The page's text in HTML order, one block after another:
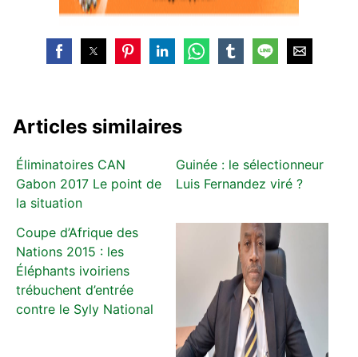
Articles similaires
Éliminatoires CAN
Gabon 2017 Le point de
la situation
Guinée : le sélectionneur
Luis Fernandez viré ?
Coupe d’Afrique des
Nations 2015 : les
Éléphants ivoiriens
trébuchent d’entrée
contre le Syly National